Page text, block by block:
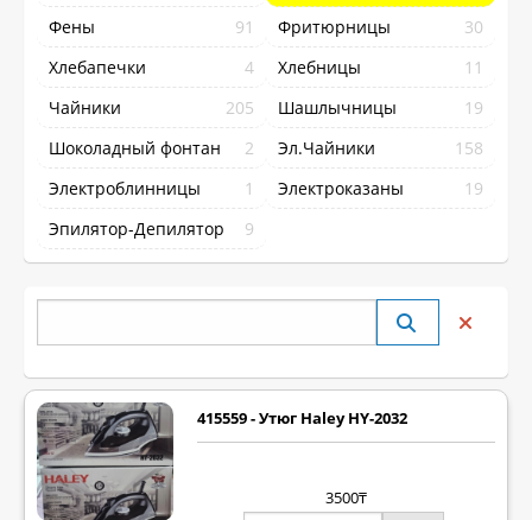
Фены
91 Фритюрницы
30
Хлебапечки
4 Хлебницы
11
Чайники
205 Шашлычницы
19
Шоколадный фонтан
2 Эл.Чайники
158
Электроблинницы
1 Электроказаны
19
Эпилятор-Депилятор
9
415559 - Утюг Haley HY-2032
3500₸